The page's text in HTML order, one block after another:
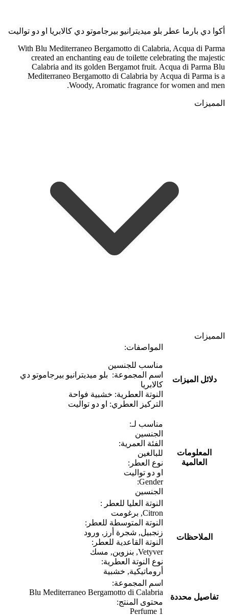
أكوا دي بارما عطر بلو ميديترانيو بيرجاموتو دي كالابريا او دو تواليت
With Blu Mediterraneo Bergamotto di Calabria, Acqua di Parma
created an enchanting eau de toilette celebrating the majestic
Calabria and its golden Bergamot fruit. Acqua di Parma Blu
Mediterraneo Bergamotto di Calabria by Acqua di Parma is a
Woody, Aromatic fragrance for women and men.
المميزات
المميزات
دلائل الميزات
المواصفات:
مناسب للجنسين
اسم المجموعة: بلو ميديترانيو بيرجاموتو دي
كالابريا
النوتة العطرية: خشبية فواحة
التركيز العطري: او دو تواليت
المعلومات
العالمية
مناسب لـ:
الجنسين
الفئة العمرية:
للبالغين
نوع العطر:
او دو تواليت
Gender:
الجنسين
الملاحظات
النوتة العليا للعطر :
Citron, برغومت
النوتة المتوسطة للعطر:
زنجبيل, شجرة أرز, ورود
النوتة القاعدية للعطر:
Vetyver, بنزوين, مسك
نوع النوتة العطرية:
أروماتيكية, خشبية
تفاصيل محددة
اسم المجموعة:
Blu Mediterraneo Bergamotto di Calabria
محتوى المنتج:
1 Perfume